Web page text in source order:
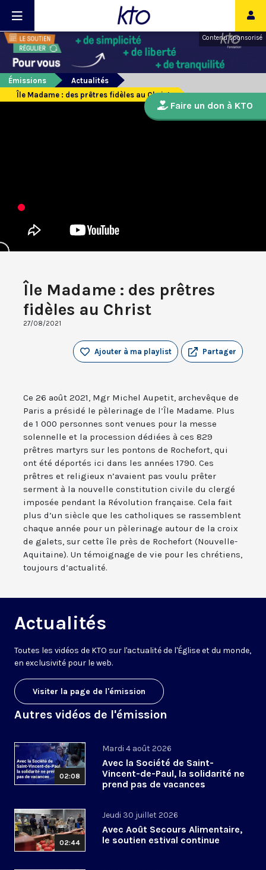
Contenu sponsorisé
Émissions
Actualités
Île Madame : des prêtres fidèles au Christ
Île Madame : des prêtres
fidèles au Christ
27/08/2021
Partager
Ajouter à ma playlist
Ce 26 août 2021, Mgr Michel Aupetit, archevêque de
Paris a présidé le pèlerinage de l’Île Madame. Plus
de 1 000 personnes sont venues pour la messe
solennelle et la procession dédiées à ces 829
prêtres martyrs sur les pontons de Rochefort, qui
ont été déportés ici dans les années 1790. Ces
prêtres et religieux n’avaient pas voulu prêter
serment à la nouvelle constitution civile du clergé
imposée pendant la Révolution française. Cela fait
plus d’un siècle que les catholiques se rassemblent
chaque année pour un pèlerinage autour de la croix
de galets, sur cette île près de Rochefort (Nouvelle-
Aquitaine). Un témoignage de vie pour les chrétiens,
toujours d’actualité.
Actualités
Toutes les vidéos de KTO sur l'actualité de l'Église et du monde,
en exclusivité pour le web.
Visiter la page de l'émission
Autres vidéos de l'émission
02:08
Mardi 4 août 2026
Avec la Société de Saint-
Vincent-de-Paul, la solidarité ne
prend pas de vacances
02:44
Jeudi 30 juillet 2026
Avec Août Secours Alimentaire,
le soutien estival continue
Faire un don à KTO